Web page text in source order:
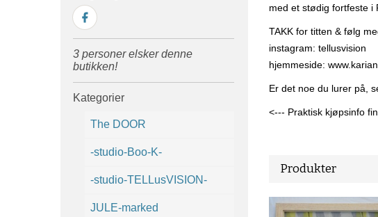
3 personer elsker denne
butikken!
Kategorier
The DOOR
-studio-Boo-K-
-studio-TELLusVISION-
JULE-marked
med et stødig fortfeste i
TAKK for titten & følg
instagram: tellusvision
hjemmeside:
Er det noe du lurer på,
<--- Praktisk kjøpsinfo
Produkter